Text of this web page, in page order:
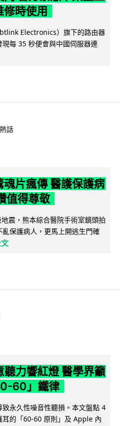
時使用
Electronics）旗下的路由器
每 35 秒便會與中國伺服器連
話
片瘋傳 醫護保護病
值得尊敬
震，熊本綜合醫院手術室鏡頭拍
保護病人，更馬上開逃生門確
力響紅燈 醫學界籲
60」鐵律
永久性噪音性聽損。本文盤點 4
的「60-60 原則」及 Apple 內